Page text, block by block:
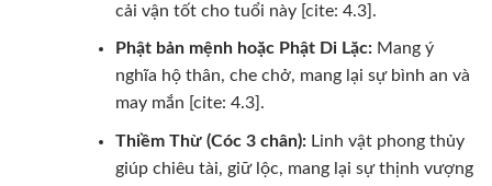
cải vận tốt cho tuổi này [cite: 4.3].
Phật bản mệnh hoặc Phật Di Lặc:Mang ý
nghĩa hộ thân, che chở, mang lại sự bình an và
may mắn [cite: 4.3].
Thiềm Thừ (Cóc 3 chân):Linh vật phong thủy
giúp chiêu tài, giữ lộc, mang lại sự thịnh vượng